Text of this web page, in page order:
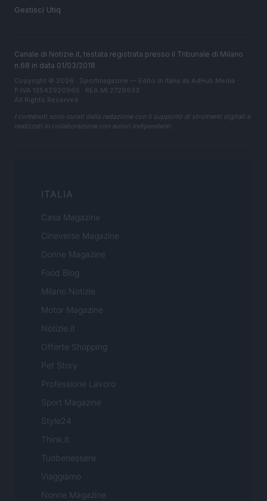
Gestisci Utiq
Canale di Notizie.it, testata registrata presso il Tribunale di Milano
n.68 in data 01/03/2018
Copyright © 2026 · Sportmagazine — Edito in Italia da AdHub Media
P.IVA 13542920965 · REA MI 2729933
All Rights Reserved
I contenuti sono curati dalla redazione con il supporto di strumenti digitali e
realizzati in collaborazione con autori indipendenti.
ITALIA
Casa Magazine
Cineverse Magazine
Donne Magazine
Food Blog
Milano Notizie
Motor Magazine
Notizie.it
Offerte Shopping
Pet Story
Professione Lavoro
Sport Magazine
Style24
Think.it
Tuobenessere
Viaggiamo
Nonne Magazine